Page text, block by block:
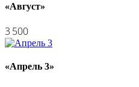
«Август»
3 500
«Апрель 3»